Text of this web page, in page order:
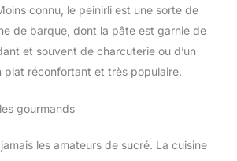
connu, le peinirli est une sorte de
de barque, dont la pâte est garnie de
et souvent de charcuterie ou d’un
plat réconfortant et très populaire.
gourmands
les amateurs de sucré. La cuisine